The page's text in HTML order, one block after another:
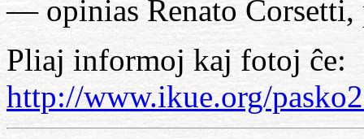
— opinias Renato Corsetti,
Pliaj informoj kaj fotoj ĉe:
http://www.ikue.org/